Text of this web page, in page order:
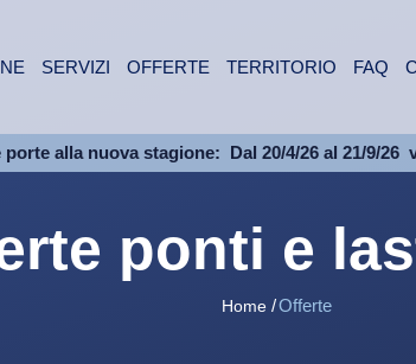
SERVIZI OFFERTE TERRITORIO FAQ
porte alla nuova stagione: Dal 20/4/26 al 21/9/26
ponti e
Home Offerte